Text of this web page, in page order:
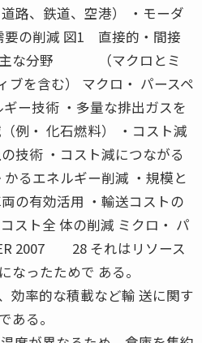
路、鉄道、空港） ・モーダ
要の削減 図1 直接的・間接
主な分野 （マクロとミ
ブを含む） マクロ・ パースペ
ー技術 ・多量な排出ガスを
例・ 化石燃料） ・コスト減
技術 ・コスト減につながる
るエネルギー削減 ・規模と
の有効活用 ・輸送コストの
スト全 体の削減 ミクロ・ パ
2007 28 それはリソース
なったためで ある。
効率的な積載など輸 送に関す
ある。